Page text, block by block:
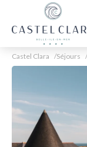
Castel Clara Séjours